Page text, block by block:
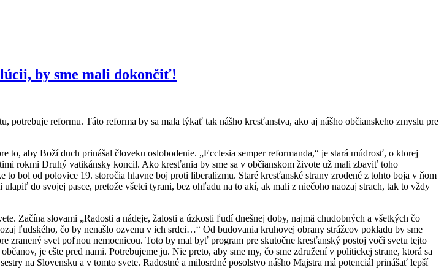
by sme mali dokončiť!
potrebuje reformu. Táto reforma by sa mala týkať tak nášho kresťanstva, ako aj nášho občianskeho zmyslu pre
aby Boží duch prinášal človeku oslobodenie. „Ecclesia semper reformanda,“ je stará múdrosť, o ktorej
rokmi Druhý vatikánsky koncil. Ako kresťania by sme sa v občianskom živote už mali zbaviť toho
bol od polovice 19. storočia hlavne boj proti liberalizmu. Staré kresťanské strany zrodené z tohto boja v ňom
do svojej pasce, pretože všetci tyrani, bez ohľadu na to akí, ak mali z niečoho naozaj strach, tak to vždy
Začína slovami „Radosti a nádeje, žalosti a úzkosti ľudí dnešnej doby, najmä chudobných a všetkých čo
ľudského, čo by nenašlo ozvenu v ich srdci…“ Od budovania kruhovej obrany strážcov pokladu by sme
zranený svet poľnou nemocnicou. Toto by mal byť program pre skutočne kresťanský postoj voči svetu tejto
je ešte pred nami. Potrebujeme ju. Nie preto, aby sme my, čo sme združení v politickej strane, ktorá sa
na Slovensku a v tomto svete. Radostné a milosrdné posolstvo nášho Majstra má potenciál prinášať lepší